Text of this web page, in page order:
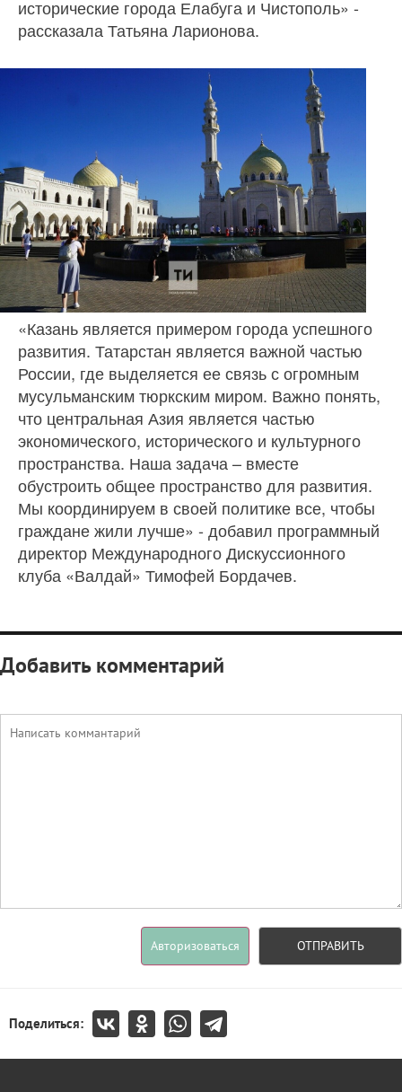
исторические города Елабуга и Чистополь» -
рассказала Татьяна Ларионова.
«Казань является примером города успешного
развития. Татарстан является важной частью
России, где выделяется ее связь с огромным
мусульманским тюркским миром. Важно понять,
что центральная Азия является частью
экономического, исторического и культурного
пространства. Наша задача – вместе
обустроить общее пространство для развития.
Мы координируем в своей политике все, чтобы
граждане жили лучше» - добавил программный
директор Международного Дискуссионного
клуба «Валдай» Тимофей Бордачев.
Добавить комментарий
Авторизоваться ОТПРАВИТЬ
Поделиться: